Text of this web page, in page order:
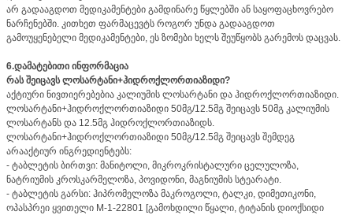
არ გადააგდოთ მედიკამენტები გამდინარე წყლებში ან საყოფაცხოვრებო
ნარჩენებში. კითხეთ ფარმაცევტს როგორ უნდა გადააგდოთ
გამოუყენებელი მედიკამენტები, ეს ზომები ხელს შეუწყობს გარემოს დაცვას.
6.დამატებითი ინფორმაცია
რას შეიცავს ლოსარტანი+ჰიდროქლორთიაზიდი?
აქტიური ნივთიერებებია კალიუმის ლოსარტანი და ჰიდროქლორთიაზიდი.
ლოსარტანი+ჰიდროქლორთიაზიდი 50მგ/12.5მგ შეიცავს 50მგ კალიუმის
ლოსარტანს და 12.5მგ ჰიდროქლორთიაზიდს.
ლოსარტანი+ჰიდროქლორთიაზიდი 50მგ/12.5მგ შეიცავს შემდეგ
არააქტიურ ინგრედიენტებს:
- ტაბლეტის ბირთვი: მანიტოლი, მიკროკრისტალური ცელულოზა,
ნატრიუმის კროსკარმელოზა, პოვიდონი, მაგნიუმის სტეარატი.
- ტაბლეტის გარსი: ჰიპრომელოზა მაკროგოლი, ტალკი, დიმეთიკონი,
ოპასპრეი ყვითელი M-1-22801 [გამოხდილი წყალი, ტიტანის დიოქსიდი